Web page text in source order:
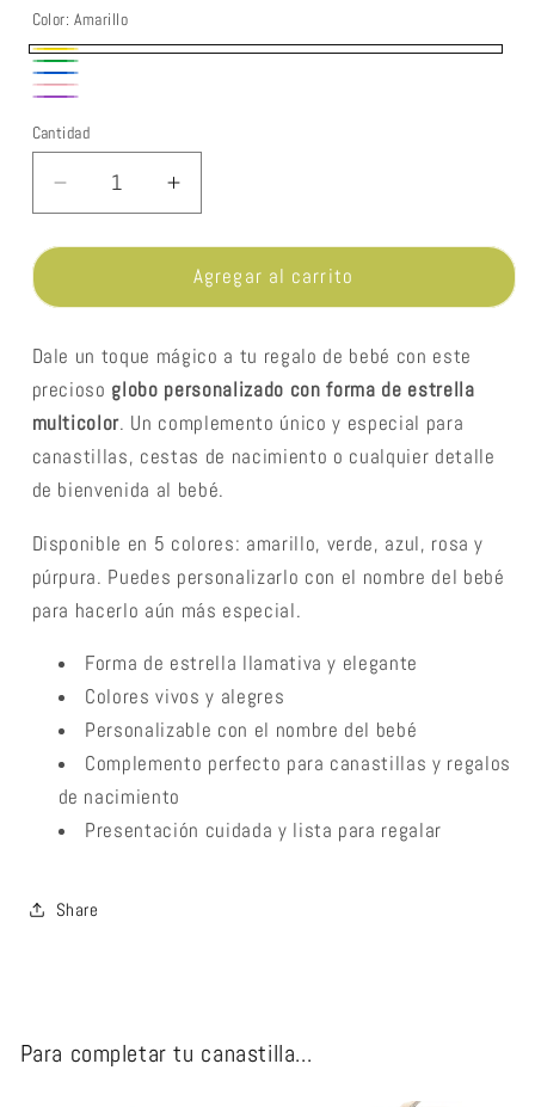
Color: Amarillo
Amarillo
Verde
Azul
Rosa
Cantidad
Cantidad
Reducir
cantidad
para
personalizado
multicolor
Aumentar
cantidad
para
Globo
personalizado
multicolor
Agregar al carrito
Dale un toque mágico a tu regalo de bebé con este
precioso globo personalizado con forma de estrella
multicolor. Un complemento único y especial para
canastillas, cestas de nacimiento o cualquier detalle
de bienvenida al bebé.
Disponible en 5 colores: amarillo, verde, azul, rosa y
púrpura. Puedes personalizarlo con el nombre del bebé
para hacerlo aún más especial.
Forma de estrella llamativa y elegante
Colores vivos y alegres
Personalizable con el nombre del bebé
Complemento perfecto para canastillas y regalos
de nacimiento
Presentación cuidada y lista para regalar
Share
Para completar tu canastilla...